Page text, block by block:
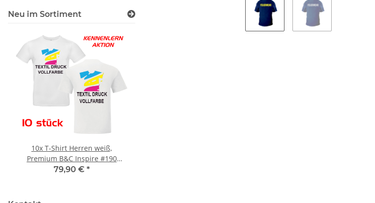
Neu im Sortiment
10x T-Shirt Herren weiß,
Premium B&C Inspire #190
Rundhals mit EINER
79,90 € *